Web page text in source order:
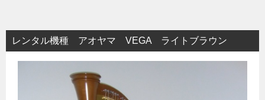
レンタル機種 アオヤマ VEGA ライトブラウン